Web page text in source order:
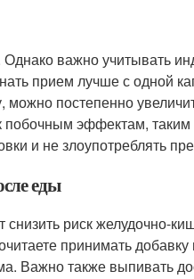
важно учитывать
прием лучше с одной
постепенно
эффектам, таким
и не злоупотреблять
еды
риск желудочно-
принимать
Важно также выпивать